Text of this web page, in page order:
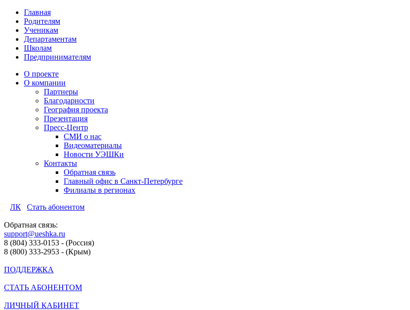
Главная
Родителям
Ученикам
Департаментам
Школам
Предпринимателям
О проекте
О компании
Партнеры
Благодарности
География проекта
Презентация
Пресс-Центр
СМИ о нас
Видеоматериалы
Новости УЭШКи
Контакты
Обратная связь
Главный офис в Санкт-Петербурге
Филиалы в регионах
ЛК
Стать абонентом
Обратная связь:
support@ueshka.ru
8 (804) 333-0153 - (Россия)
8 (800) 333-2953 - (Крым)
ПОДДЕРЖКА
СТАТЬ АБОНЕНТОМ
ЛИЧНЫЙ КАБИНЕТ